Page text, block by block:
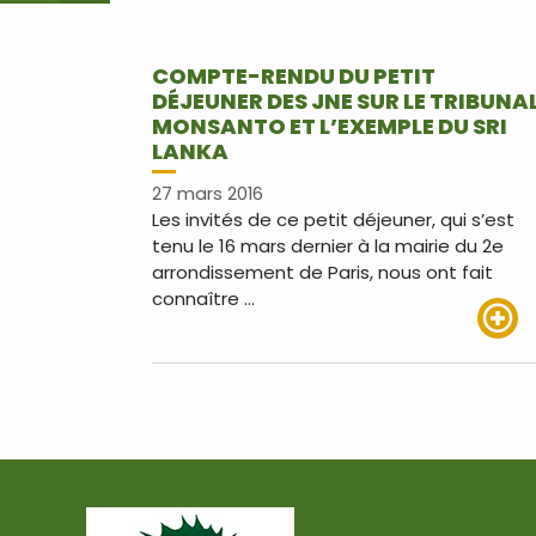
COMPTE-RENDU DU PETIT
DÉJEUNER DES JNE SUR LE
MONSANTO ET L’EXEMPLE DU SRI
LANKA
27 mars 2016
Les invités de ce petit déjeuner, qui s’est
tenu le 16 mars dernier à la mairie du 2e
arrondissement de Paris, nous ont fait
connaître …